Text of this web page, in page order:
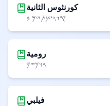
كورنثوس الثانية
𐤒𐤅𐤓𐤉𐤍𐤕𐤉𐤌 𐤁
رومية
𐤓𐤅𐤌𐤉𐤌
فيلبي